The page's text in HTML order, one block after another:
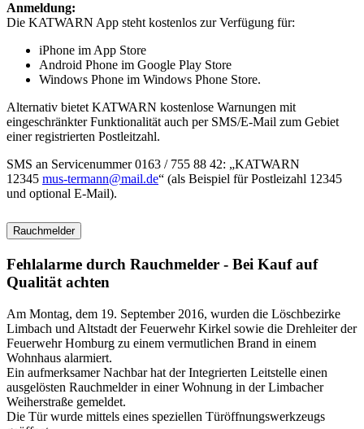
Anmeldung:
Die KATWARN App steht kostenlos zur Verfügung für:
iPhone im App Store
Android Phone im Google Play Store
Windows Phone im Windows Phone Store.
Alternativ bietet KATWARN kostenlose Warnungen mit
eingeschränkter Funktionalität auch per SMS/E-Mail zum Gebiet
einer registrierten Postleitzahl.
SMS an Servicenummer 0163 / 755 88 42: „KATWARN
12345 mus-termann@mail.de“ (als Beispiel für Postleizahl 12345
und optional E-Mail).
Rauchmelder
Fehlalarme durch Rauchmelder - Bei Kauf auf
Qualität achten
Am Montag, dem 19. September 2016, wurden die Löschbezirke
Limbach und Altstadt der Feuerwehr Kirkel sowie die Drehleiter der
Feuerwehr Homburg zu einem vermutlichen Brand in einem
Wohnhaus alarmiert.
Ein aufmerksamer Nachbar hat der Integrierten Leitstelle einen
ausgelösten Rauchmelder in einer Wohnung in der Limbacher
Weiherstraße gemeldet.
Die Tür wurde mittels eines speziellen Türöffnungswerkzeugs